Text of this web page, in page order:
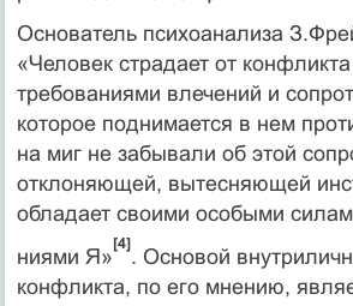
Основатель психоанализа
«Человек страдает от
требованиями влечений и
которое поднимается в нем
на миг не забы­вали об этой
отклоняющей, вытесняющей
обладает своими особыми
ниями Я»
[4]
. Основой
конфликта, по его мне­нию,